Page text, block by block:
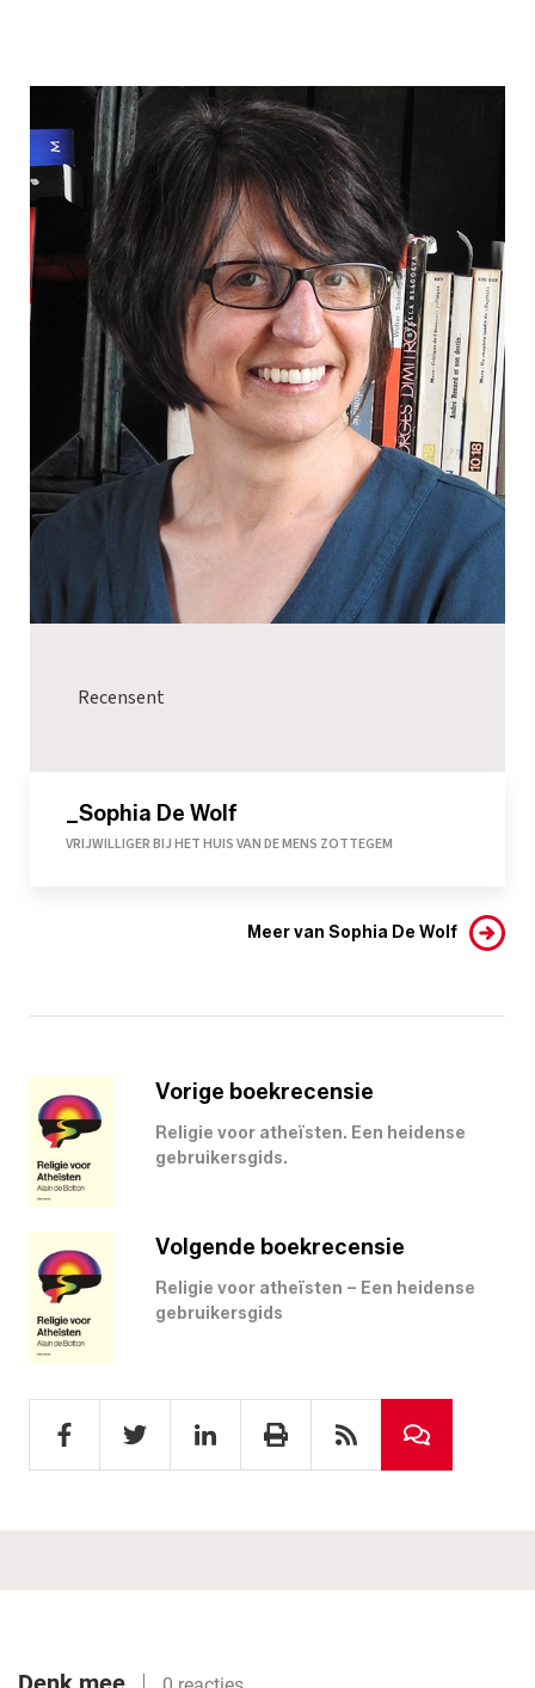
Recensent
_Sophia De Wolf
VRIJWILLIGER BIJ HET HUIS VAN DE MENS ZOTTEGEM
Meer van Sophia De Wolf
Vorige boekrecensie
Religie voor atheïsten. Een heidense
gebruikersgids.
Volgende boekrecensie
Religie voor atheïsten – Een heidense
gebruikersgids